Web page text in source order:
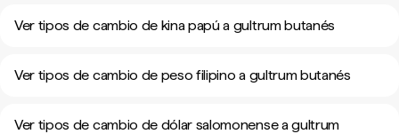
Ver tipos de cambio de kina papú a gultrum butanés
Ver tipos de cambio de peso filipino a gultrum butanés
Ver tipos de cambio de dólar salomonense a gultrum